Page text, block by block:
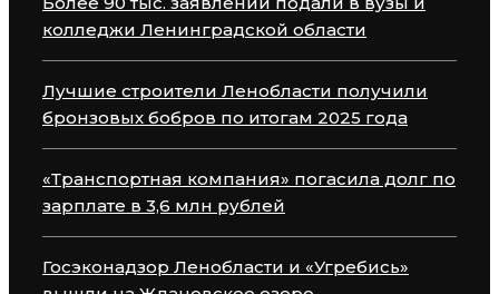
колледжи Ленинградской области
Лучшие строители Ленобласти получили
бронзовых бобров по итогам 2025 года
«Транспортная компания» погасила долг по
зарплате в 3,6 млн рублей
Госэконадзор Ленобласти и «Угребись»